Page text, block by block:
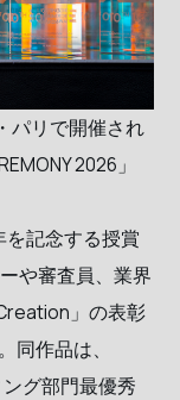
パリで開催され
2026」
を記念する授賞
や審査員、業界
」の表彰
同作品は、
グ部門最優秀